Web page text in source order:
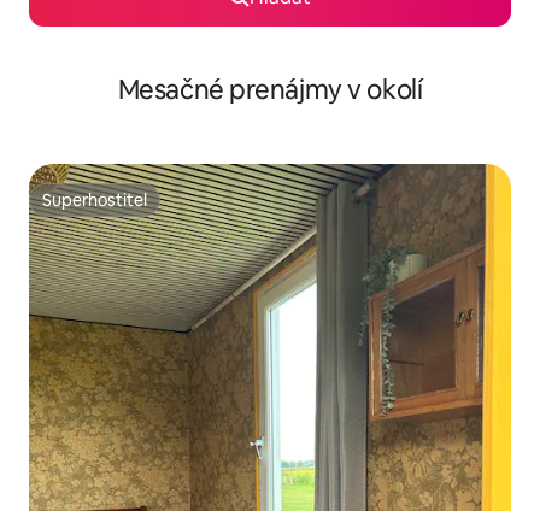
Mesačné prenájmy v okolí
Superhostiteľ
Superhostiteľ